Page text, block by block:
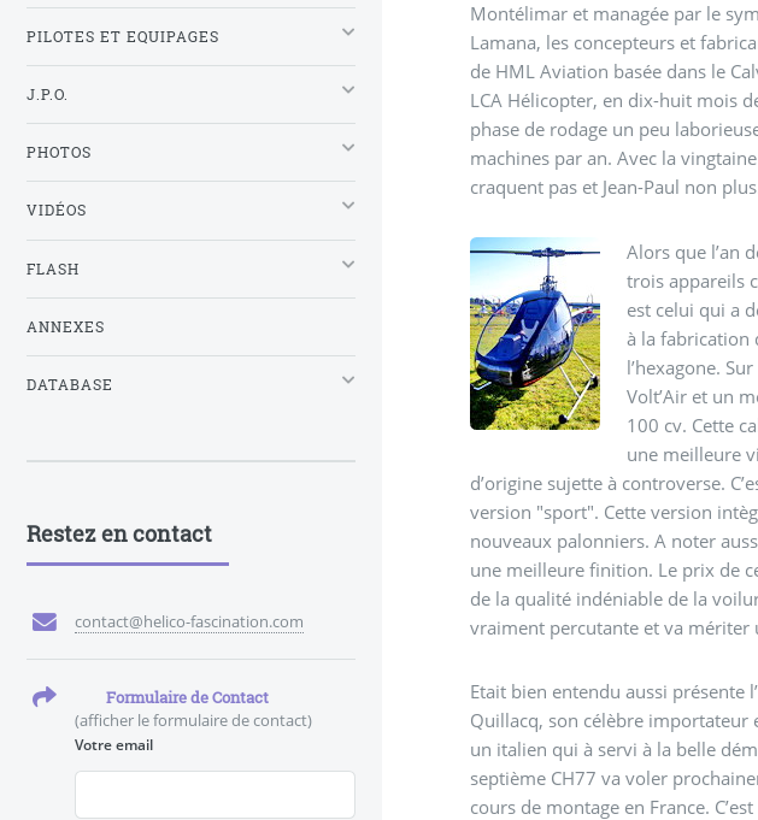
Montélimar et managée par le
Lamana, les concepteurs et
de HML Aviation basée dans le
LCA Hélicopter, en dix-huit mois
phase de rodage un peu
machines par an. Avec la
craquent pas et Jean-Paul non
Alors que l’an
trois appareils
est celui qui a
à la fabrication
l’hexagone.
Volt’Air et un
100 cv. Cette
une meilleure
d’origine sujette à controverse.
version "sport". Cette version
nouveaux palonniers. A noter
une meilleure finition. Le prix de
de la qualité indéniable de la
vraiment percutante et va mériter
Etait bien entendu aussi présente
Quillacq, son célèbre importateur
un italien qui à servi à la belle
septième CH77 va voler
cours de montage en France.
PILOTES ET EQUIPAGES
J.P.O.
PHOTOS
VIDÉOS
FLASH
ANNEXES
DATABASE
Restez en contact
contact@helico-fascination.com
Formulaire de Contact
(afficher le formulaire de contact)
Votre email